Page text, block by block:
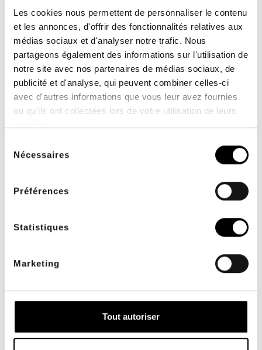
Les cookies nous permettent de personnaliser le contenu
et les annonces, d'offrir des fonctionnalités relatives aux
médias sociaux et d'analyser notre trafic. Nous
partageons également des informations sur l'utilisation de
notre site avec nos partenaires de médias sociaux, de
publicité et d'analyse, qui peuvent combiner celles-ci
avec d'autres informations que vous leur avez fournies
ou qu'ils ont collectées lors de votre utilisation de leurs
Nécessaires
Préférences
Statistiques
Marketing
Tout autoriser
FACILITÉ DE PAIEMENT
2 ou 3 fois sans frais
pour les professionnels
de santé
LIVRAISON OFFERTE
dès 200€ TTC d'achats
au vendredi 9h à 17h00
PAIEMENT SÉCURISÉ
Secure, BRIDGE
MOYENS DE PAIEMENT
Visa, Mastercard,